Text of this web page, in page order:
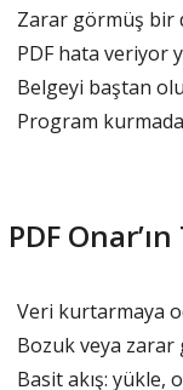
Zarar görmüş bir
PDF hata veriyor
Belgeyi baştan
Program
PDF
Veri kurtarmaya
Bozuk veya zarar
Basit akış: yükle,